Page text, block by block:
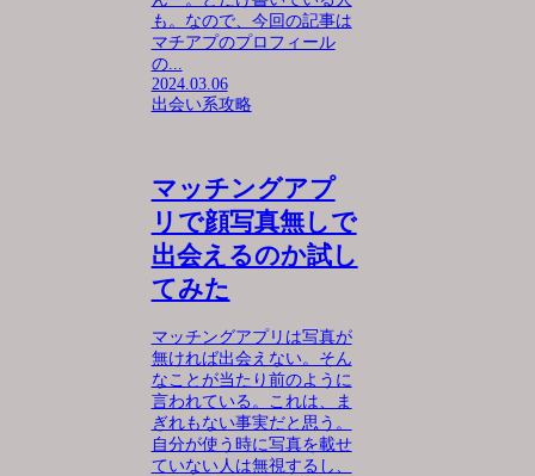
も。なので、今回の記事は
マチアプのプロフィール
の...
2024.03.06
出会い系攻略
マッチングアプ
リで顔写真無しで
出会えるのか試し
てみた
マッチングアプリは写真が
無ければ出会えない。そん
なことが当たり前のように
言われている。これは、ま
ぎれもない事実だと思う。
自分が使う時に写真を載せ
ていない人は無視するし、